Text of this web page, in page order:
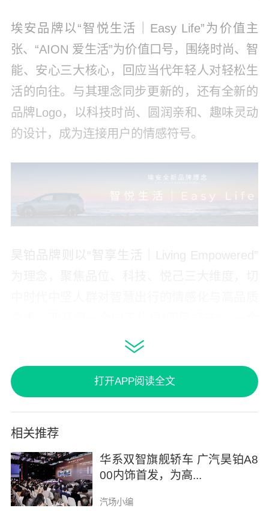
埃安品牌以“智悦生活｜Easy Life”为价值主
张、“AION 爱生活”为价值口号，围绕时尚、智
能、安心三大核心，回应当代年轻人对轻松生
活的向往。与其理念同步更新的，还有全新的
品牌Logo，以科技时尚、圆润亲和、趣味灵动
的设计，成为连接用户的情感符号。
昊铂品牌则以“智享生活｜Living Empowered”
向上塑造“精英座驾”，协同发力而不互耗，各
这种品牌架构的清晰化，不只是传播层面的调
整，更直接反映在市场选择上，消费者不再需
打开APP阅读全文
相关推荐
华系双智旗舰轿车 广汽昊铂A8
00内饰首发，为高...
汽场小编